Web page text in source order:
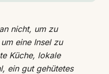
nicht, um zu
eine Insel zu
Küche, lokale
ein gut gehütetes